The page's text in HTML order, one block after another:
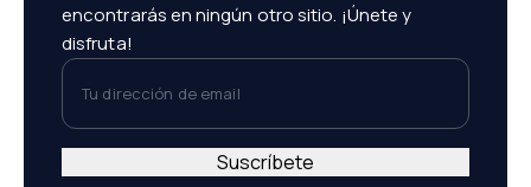
encontrarás en ningún otro sitio. ¡Únete y
disfruta!
Tu dirección de email
Suscríbete